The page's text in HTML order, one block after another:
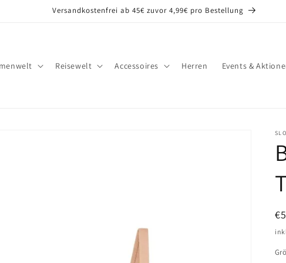
Versandkostenfrei ab 45€ zuvor 4,99€ pro Bestellung
Reisewelt Accessoires Herren Events &